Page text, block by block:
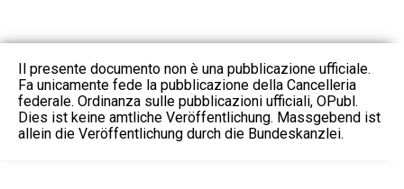
Il presente documento non è una pubblicazione ufficiale.
Fa unicamente fede la pubblicazione della Cancelleria
federale. Ordinanza sulle pubblicazioni ufficiali, OPubl.
Dies ist keine amtliche Veröffentlichung. Massgebend ist
allein die Veröffentlichung durch die Bundeskanzlei.